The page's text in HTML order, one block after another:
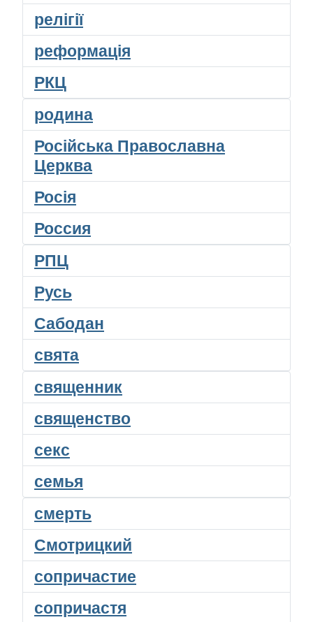
релігії
реформація
РКЦ
родина
Російська Православна
Церква
Росія
Россия
РПЦ
Русь
Сабодан
свята
священник
священство
секс
семья
смерть
Смотрицкий
сопричастие
сопричастя